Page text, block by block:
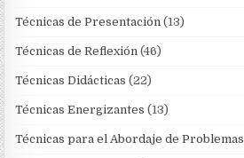
Técnicas de Presentación (13)
Técnicas de Reflexión (46)
Técnicas Didácticas (22)
Técnicas Energizantes (13)
Técnicas para el Abordaje de Problemas